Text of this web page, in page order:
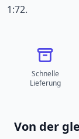
1:72.
Schnelle
Lieferung
Von der